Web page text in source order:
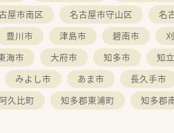
屋市南区 名古屋市守山区 名
豊川市 津島市 碧南市
海市 大府市 知多市 知
みよし市 あま市 長久手市
久比町 知多郡東浦町 知多郡